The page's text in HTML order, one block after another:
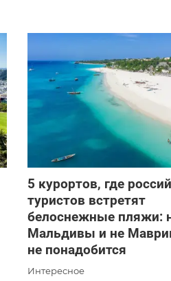
5 курортов, где
туристов встретят
белоснежные пляжи:
Мальдивы и не
не понадобится
Интересное